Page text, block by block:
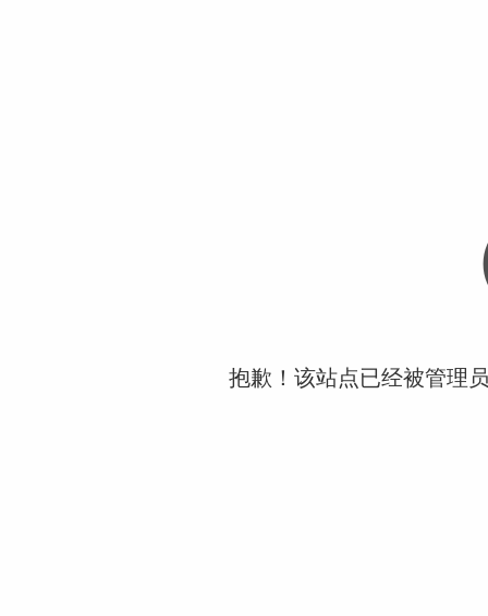
抱歉！该站点已经被管理